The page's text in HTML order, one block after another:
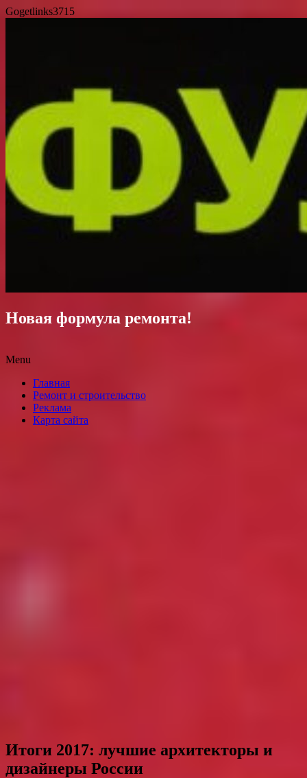
Gogetlinks3715
Новая формула ремонта!
Menu
content
Главная
Ремонт и строительство
Реклама
Карта сайта
Итоги 2017: лучшие архитекторы и
дизайнеры России